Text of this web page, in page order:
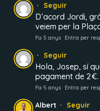
Seguir
D’acord Jordi,
veiem per la
Fa 5 anys Entra per
Seguir
Hola, Josep, sí
pagament de 2
Fa 5 anys Entra per
Albert Seguir